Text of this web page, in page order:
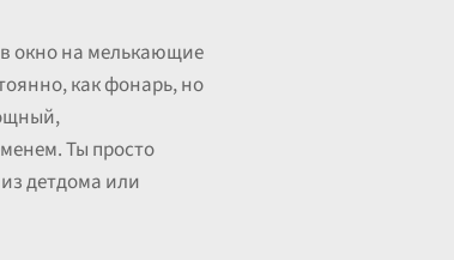
окно на мелькающие
как фонарь, но
Ты просто
детдома или